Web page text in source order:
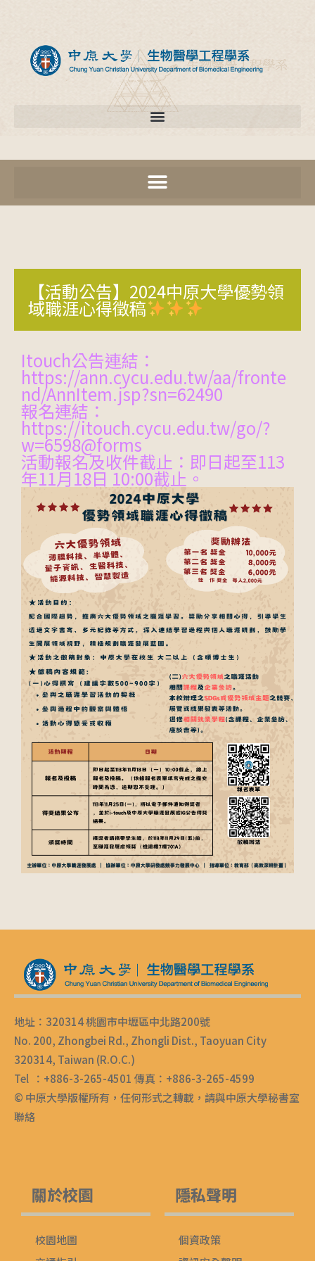
【活動公告】2024中原大學優勢領
域職涯心得徵稿
Itouch公告連結：
https://ann.cycu.edu.tw/aa/fronte
nd/AnnItem.jsp?sn=62490
報名連結：
https://itouch.cycu.edu.tw/go/?
w=6598@forms
活動報名及收件截止：即日起至113
年11月18日 10:00截止。
地址：320314 桃園市中壢區中北路200號
No. 200, Zhongbei Rd., Zhongli Dist., Taoyuan City
320314, Taiwan (R.O.C.)
Tel ：+886-3-265-4501 傳真：+886-3-265-4599
© 中原大學版權所有，任何形式之轉載，請與中原大學秘書室
聯絡
關於校園
校園地圖
隱私聲明
個資政策